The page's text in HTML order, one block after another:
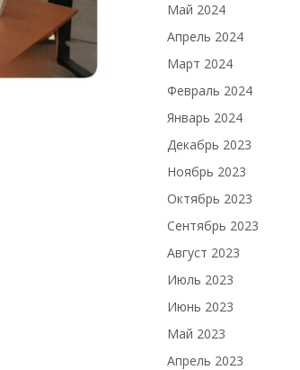
Май 2024
Апрель 2024
Март 2024
Февраль 2024
Январь 2024
Декабрь 2023
Ноябрь 2023
Октябрь 2023
Сентябрь 2023
Август 2023
Июль 2023
Июнь 2023
Май 2023
Апрель 2023